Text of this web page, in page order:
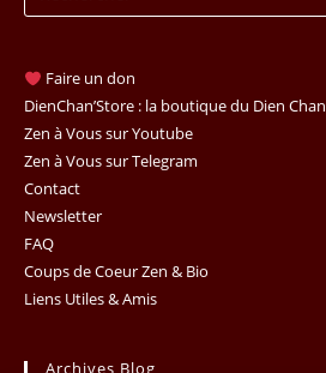
Faire un don
DienChan’Store : la boutique du Dien Chan
Zen à Vous sur Youtube
Zen à Vous sur Telegram
Contact
Newsletter
FAQ
Coups de Coeur Zen & Bio
Liens Utiles & Amis
Archives Blog